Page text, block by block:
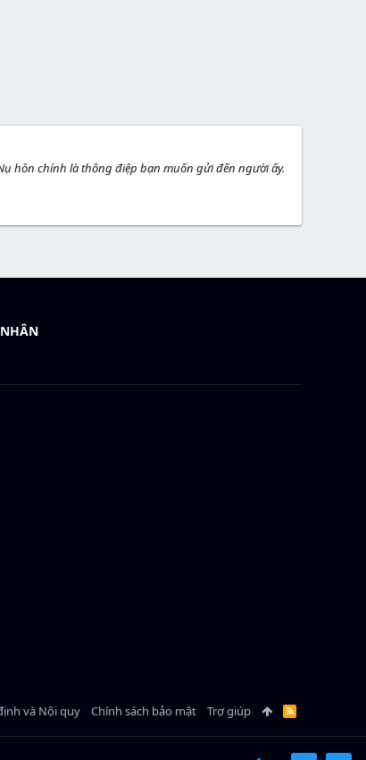
hôn chính là thông điệp bạn muốn gửi đến người ấy.
và Nội quy Chính sách bảo mật Trợ giúp
R
S
S